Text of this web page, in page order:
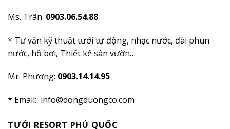
Ms. Trân: 0903.06.54.88
* Tư vấn kỹ thuật tưới tự động, nhạc nước, đài phun
nước, hồ bơi, Thiết kế sân vườn…
Mr. Phương: 0903.14.14.95
* Email: info@dongduongco.com
TƯỚI RESORT PHÚ QUỐC